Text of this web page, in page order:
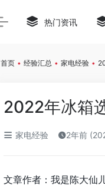
热门资讯
首页 • 经验汇总 • 家电经验 •
2022年冰箱
家电经验 2年前
文章作者：我是陈大仙